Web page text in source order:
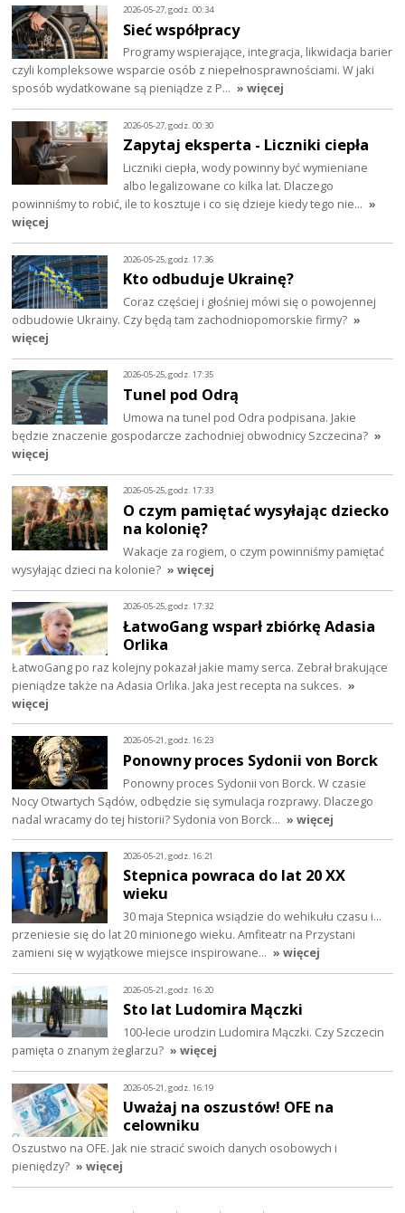
2026-05-27, godz. 00:34
Sieć współpracy
Programy wspierające, integracja, likwidacja barier
czyli kompleksowe wsparcie osób z niepełnosprawnościami. W jaki
sposób wydatkowane są pieniądze z P… » więcej
2026-05-27, godz. 00:30
Zapytaj eksperta - Liczniki ciepła
Liczniki ciepła, wody powinny być wymieniane
albo legalizowane co kilka lat. Dlaczego
powinniśmy to robić, ile to kosztuje i co się dzieje kiedy tego nie… »
więcej
2026-05-25, godz. 17:36
Kto odbuduje Ukrainę?
Coraz częściej i głośniej mówi się o powojennej
odbudowie Ukrainy. Czy będą tam zachodniopomorskie firmy? »
więcej
2026-05-25, godz. 17:35
Tunel pod Odrą
Umowa na tunel pod Odra podpisana. Jakie
będzie znaczenie gospodarcze zachodniej obwodnicy Szczecina? »
więcej
2026-05-25, godz. 17:33
O czym pamiętać wysyłając dziecko
na kolonię?
Wakacje za rogiem, o czym powinniśmy pamiętać
wysyłając dzieci na kolonie? » więcej
2026-05-25, godz. 17:32
ŁatwoGang wsparł zbiórkę Adasia
Orlika
ŁatwoGang po raz kolejny pokazał jakie mamy serca. Zebrał brakujące
pieniądze także na Adasia Orlika. Jaka jest recepta na sukces. »
więcej
2026-05-21, godz. 16:23
Ponowny proces Sydonii von Borck
Ponowny proces Sydonii von Borck. W czasie
Nocy Otwartych Sądów, odbędzie się symulacja rozprawy. Dlaczego
nadal wracamy do tej historii? Sydonia von Borck… » więcej
2026-05-21, godz. 16:21
Stepnica powraca do lat 20 XX
wieku
30 maja Stepnica wsiądzie do wehikułu czasu i…
przeniesie się do lat 20 minionego wieku. Amfiteatr na Przystani
zamieni się w wyjątkowe miejsce inspirowane… » więcej
2026-05-21, godz. 16:20
Sto lat Ludomira Mączki
100-lecie urodzin Ludomira Mączki. Czy Szczecin
pamięta o znanym żeglarzu? » więcej
2026-05-21, godz. 16:19
Uważaj na oszustów! OFE na
celowniku
Oszustwo na OFE. Jak nie stracić swoich danych osobowych i
pieniędzy? » więcej